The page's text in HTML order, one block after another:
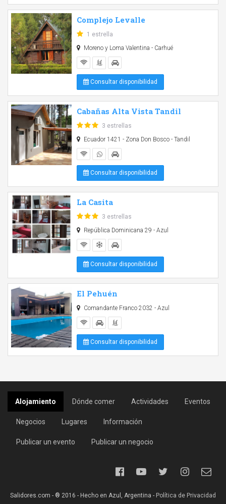
Complejo Levalle
1 estrella
Moreno y Loma Valentina - Carhué
Consultar disponibilidad
Cabañas Alta Vista Tandil
3 estrellas
Ecuador 1421 - Zona Don Bosco - Tandil
Consultar disponibilidad
La Casita
3 estrellas
República Dominicana 29 - Azul
Consultar disponibilidad
El Pehuén
Comandante Franco 2032 - Azul
Consultar disponibilidad
Alojamiento Dónde comer Actividades Eventos
Negocios Lugares Información
Publicar un evento Publicar un negocio
Salidores.com - ® 2016 - Hecho en Azul, Argentina - Política de Privacidad